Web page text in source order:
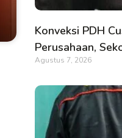
Konveksi PDH
Perusahaan,
Agustus 7, 2026